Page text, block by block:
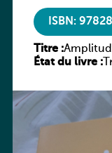
ISBN:
Titre :
État du livre :